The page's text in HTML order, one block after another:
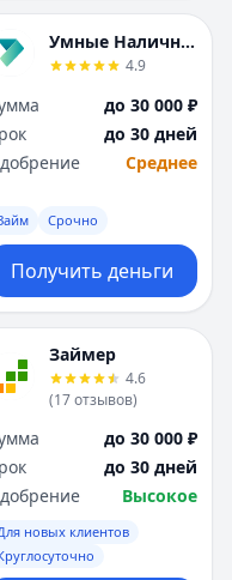
Умные Наличные
4.9
до 30 000 ₽
до 30 дней
Среднее
Срочно
Получить деньги
Займер
4.6
(17отзывов)
до 30 000 ₽
до 30 дней
Высокое
новых клиентов